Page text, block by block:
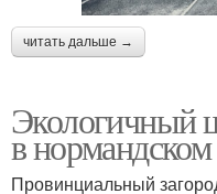
читать дальше →
Экологичный
в нормандском
Провинциальный